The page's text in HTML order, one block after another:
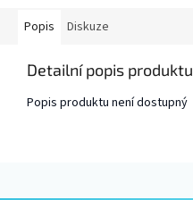
Popis Diskuze
Detailní popis produktu
Popis produktu není dostupný